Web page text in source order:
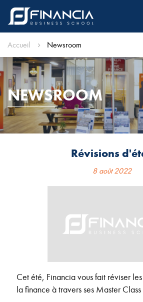
Accueil Newsroom
NEWSROOM
Révisions
8 août 2022
Cet été, Financia vous fait réviser
la finance à travers ses Master